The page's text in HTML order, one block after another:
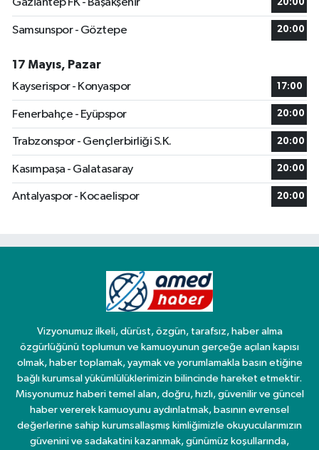
Gaziantep FK - Başakşehir 20:00
Samsunspor - Göztepe 20:00
17 Mayıs, Pazar
Kayserispor - Konyaspor
17:00
Fenerbahçe - Eyüpspor 20:00
Trabzonspor - Gençlerbirliği S.K. 20:00
Kasımpaşa - Galatasaray 20:00
Antalyaspor - Kocaelispor 20:00
Vizyonumuz ilkeli, dürüst, özgün, tarafsız, haber alma
özgürlüğünü toplumun ve kamuoyunun gerçeğe açılan kapısı
olmak, haber toplamak, yaymak ve yorumlamakla basın etiğine
bağlı kurumsal yükümlülüklerimizin bilincinde hareket etmektir.
Misyonumuz haberi temel alan, doğru, hızlı, güvenilir ve güncel
haber vererek kamuoyunu aydınlatmak, basının evrensel
değerlerine sahip kurumsallaşmış kimliğimizle okuyucularımızın
güvenini ve sadakatini kazanmak, günümüz koşullarında,